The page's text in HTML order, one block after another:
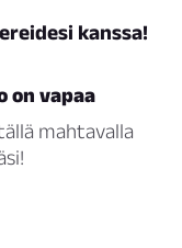
kanssa!
on vapaa
mahtavalla